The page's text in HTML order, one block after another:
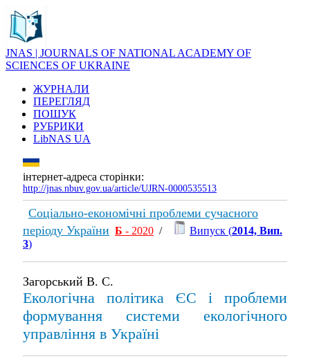
JNAS | JOURNALS OF NATIONAL ACADEMY OF
SCIENCES OF UKRAINE
ЖУРНАЛИ
ПЕРЕГЛЯД
ПОШУК
РУБРИКИ
LibNAS UA
інтернет-адреса сторінки:
http://jnas.nbuv.gov.ua/article/UJRN-0000535513
Соціально-економічні проблеми сучасного
періоду України Б - 2020 / Випуск (2014, Вип.
3)
Загорський В. С.
Екологічна політика ЄС і проблеми
формування системи екологічного
управління в Україні